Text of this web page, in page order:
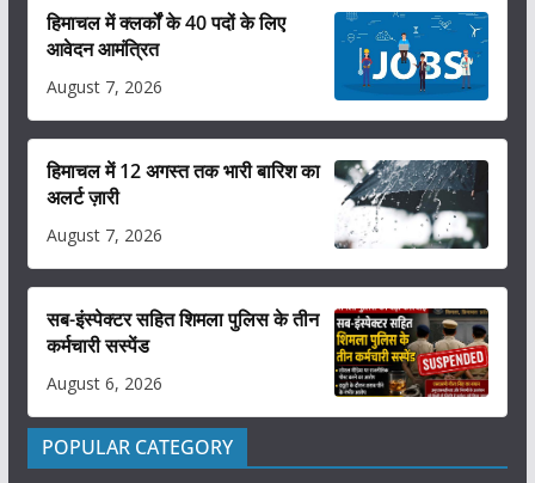
हिमाचल में क्लर्कों के 40 पदों के लिए
आवेदन आमंत्रित
August 7, 2026
हिमाचल में 12 अगस्त तक भारी बारिश का
अलर्ट ज़ारी
August 7, 2026
सब-इंस्पेक्टर सहित शिमला पुलिस के तीन
कर्मचारी सस्पेंड
August 6, 2026
POPULAR CATEGORY